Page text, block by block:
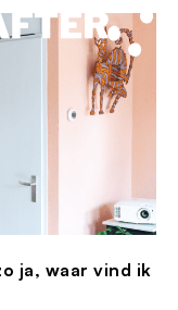
ja, waar vind ik